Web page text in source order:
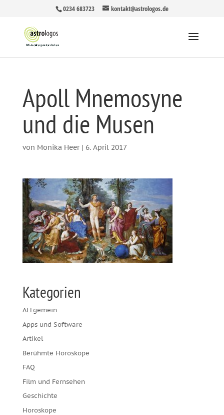
0234 683723 kontakt@astrologos.de
Apoll Mnemosyne
und die Musen
von Monika Heer| 6. April 2017
Kategorien
ALLgemein
Apps und Software
Artikel
Berühmte Horoskope
FAQ
Film und Fernsehen
Geschichte
Horoskope